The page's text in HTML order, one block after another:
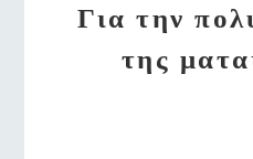
Για την
της